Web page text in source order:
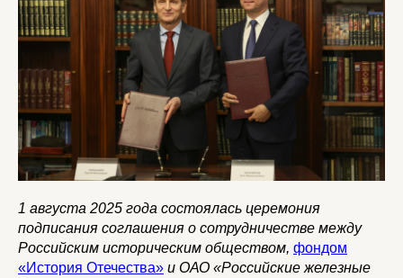
1 августа 2025 года состоялась церемония
подписания соглашения о сотрудничестве между
Российским историческим обществом, фондом
«История Отечества» и ОАО «Российские железные